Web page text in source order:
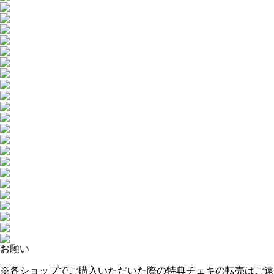
お願い
※各ショップでご購入いただいた際の特典チェ